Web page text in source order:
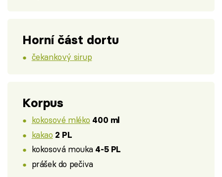
Horní část dortu
čekankový sirup
Korpus
kokosové mléko 400 ml
kakao 2 PL
kokosová mouka 4-5 PL
prášek do pečiva